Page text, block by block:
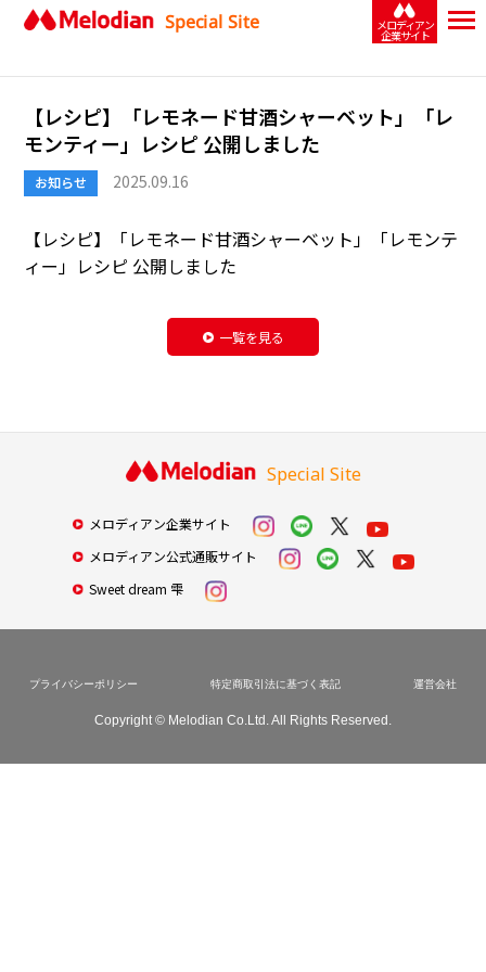
Special Site メロディアン
企業サイト
【レシピ】「レモネード甘酒シャーベット」「レ
モンティー」レシピ 公開しました
お知らせ 2025.09.16
【レシピ】「レモネード甘酒シャーベット」「レモンテ
ィー」レシピ 公開しました
一覧を見る
Special Site
メロディアン企業サイト
メロディアン公式通販サイト
Sweet dream 雫
Copyright © Melodian Co.Ltd. All Rights Reserved.
プライバシーポリシー 特定商取引法に基づく表記 運営会社